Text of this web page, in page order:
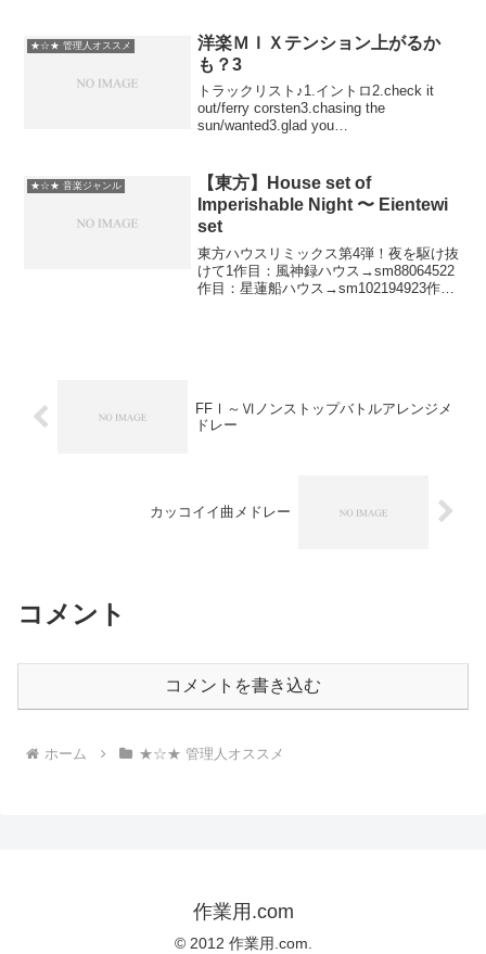
★☆★ 管理人オススメ
洋楽ＭＩＸテンション上がるか
も？3
トラックリスト♪1.イントロ2.check it
out/ferry corsten3.chasing the
sun/wanted3.glad you
★☆★ 音楽ジャンル
【東方】House set of
Imperishable Night 〜 Eientewi
set
東方ハウスリミックス第4弾！夜を駆け抜
けて1作目：風神録ハウス→sm88064522
作目：星蓮船ハウス→sm102194923作
FFⅠ～Ⅵノンストップバトルアレンジメ
ドレー
カッコイイ曲メドレー
コメント
コメントを書き込む
ホーム ★☆★ 管理人オススメ
作業用.com
© 2012 作業用.com.